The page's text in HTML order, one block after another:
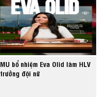
MU bổ nhiệm Eva Olid làm HLV
trưởng đội nữ